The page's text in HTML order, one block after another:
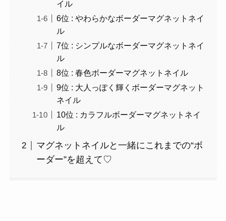
イル
6位 : やわらかなボーダーマグネットネイ
ル
7位 : シンプルなボーダーマグネットネイ
ル
8位 : 春色ボーダーマグネットネイル
9位 : 大人っぽく輝くボーダーマグネット
ネイル
10位 : カラフルボーダーマグネットネイ
ル
マグネットネイルと一緒にこれまでの“ボ
ーダー”を超えて♡